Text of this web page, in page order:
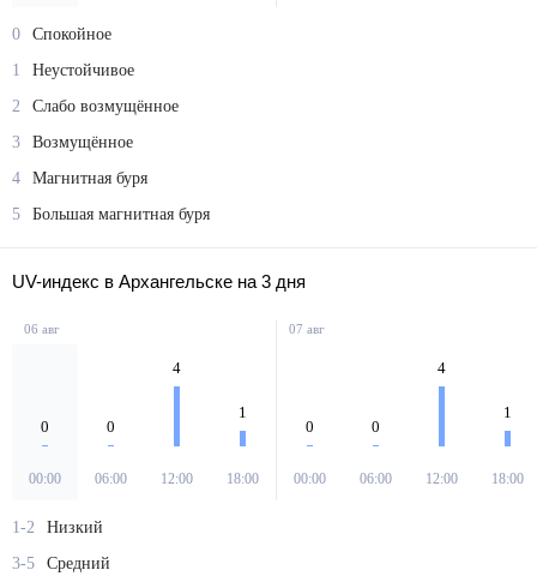
0
Спокойное
1
Неустойчивое
2
Слабо возмущённое
3
Возмущённое
4
Магнитная буря
5
Большая магнитная буря
UV-индекс в Архангельске на 3 дня
06 авг
0
00:00
0
06:00
4
12:00
1
18:00
07 авг
0
00:00
0
06:00
4
12:00
1
18:00
1-2
Низкий
3-5
Средний